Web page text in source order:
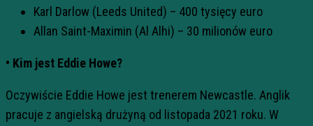
Karl Darlow (Leeds United) – 400 tysięcy euro
Allan Saint-Maximin (Al Alhi) – 30 milionów euro
• Kim jest Eddie Howe?
Oczywiście Eddie Howe jest trenerem Newcastle. Anglik
pracuje z angielską drużyną od listopada 2021 roku. W